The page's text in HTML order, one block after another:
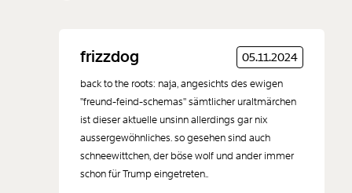
Neuen Kommentar
hinzufügen
Der Inhalt dieses Feldes wird nicht öffentlich zugänglich angezeigt.
frizzdog 05.11.2024
back to the roots: naja, angesichts des ewigen
"freund-feind-schemas" sämtlicher uraltmärchen
ist dieser aktuelle unsinn allerdings gar nix
aussergewöhnliches. so gesehen sind auch
schneewittchen, der böse wolf und ander immer
schon für Trump eingetreten..